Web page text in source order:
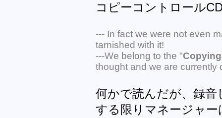
コピーコントロール
--- In fact we were not even
tarnished with it!
---We belong to the "
thought and we are currently
何かで読んだが、録
する限りマネージャ